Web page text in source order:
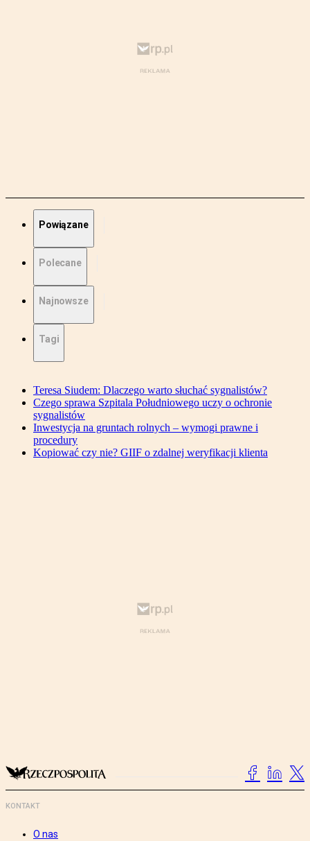
Powiązane
Polecane
Najnowsze
Tagi
Teresa Siudem: Dlaczego warto słuchać sygnalistów?
Czego sprawa Szpitala Południowego uczy o ochronie
sygnalistów
Inwestycja na gruntach rolnych – wymogi prawne i
procedury
Kopiować czy nie? GIIF o zdalnej weryfikacji klienta
KONTAKT
O nas